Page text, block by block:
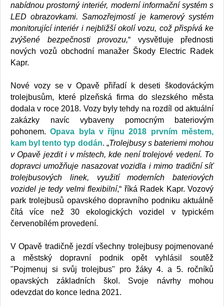
nabídnou prostorný interiér, moderní informační systém s
LED obrazovkami. Samozřejmostí je kamerový systém
monitorující interiér i nejbližší okolí vozu, což přispívá ke
zvýšené bezpečnosti provozu,“ vysvětluje přednosti
nových vozů obchodní manažer Škody Electric Radek
Kapr.
Nové vozy se v Opavě přiřadí k deseti škodováckým
trolejbusům, které plzeňská firma do slezského města
dodala v roce 2018. Vozy byly tehdy na rozdíl od aktuální
zakázky navíc vybaveny pomocným bateriovým
pohonem.Opava byla v říjnu 2018 prvním městem,
kam byl tento typ dodán. „Trolejbusy s bateriemi mohou
v Opavě jezdit i v místech, kde není trolejové vedení. To
dopravci umožňuje nasazovat vozidla i mimo tradiční síť
trolejbusových linek, využití moderních bateriových
vozidel je tedy velmi flexibilní,“ říká Radek Kapr. Vozový
park trolejbusů opavského dopravního podniku aktuálně
čítá více než 30 ekologických vozidel v typickém
červenobílém provedení.
V Opavě tradičně jezdí všechny trolejbusy pojmenované
a městský dopravní podnik opět vyhlásil soutěž
"Pojmenuj si svůj trolejbus" pro žáky 4. a 5. ročníků
opavských základních škol. Svoje návrhy mohou
odevzdat do konce ledna 2021.